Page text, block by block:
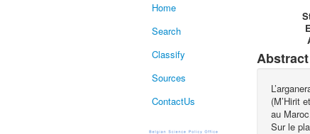
Home
Search
Classify
Sources
ContactUs
Abstract
(M’Hirit
au
Sur le